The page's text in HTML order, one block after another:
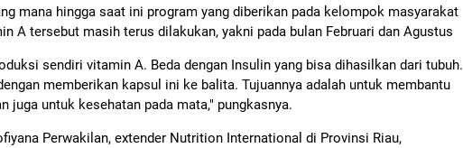
mana hingga saat ini program yang diberikan pada kelompok masyarakat
A tersebut masih terus dilakukan, yakni pada bulan Februari dan Agustus
sendiri vitamin A. Beda dengan Insulin yang bisa dihasilkan dari tubuh.
memberikan kapsul ini ke balita. Tujuannya adalah untuk membantu
juga untuk kesehatan pada mata," pungkasnya.
Perwakilan, extender Nutrition International di Provinsi Riau,